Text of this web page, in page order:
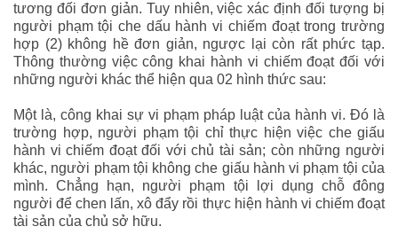
tương đối đơn giản. Tuy nhiên, việc xác định đối tượng bị
người phạm tội che dấu hành vi chiếm đoạt trong trường
hợp (2) không hề đơn giản, ngược lại còn rất phức tạp.
Thông thường việc công khai hành vi chiếm đoạt đối với
những người khác thể hiện qua 02 hình thức sau:
Một là, công khai sự vi phạm pháp luật của hành vi. Đó là
trường hợp, người phạm tội chỉ thực hiện việc che giấu
hành vi chiếm đoạt đối với chủ tài sản; còn những người
khác, người phạm tội không che giấu hành vi phạm tội của
mình. Chẳng hạn, người phạm tội lợi dụng chỗ đông
người để chen lấn, xô đẩy rồi thực hiện hành vi chiếm đoạt
tài sản của chủ sở hữu.